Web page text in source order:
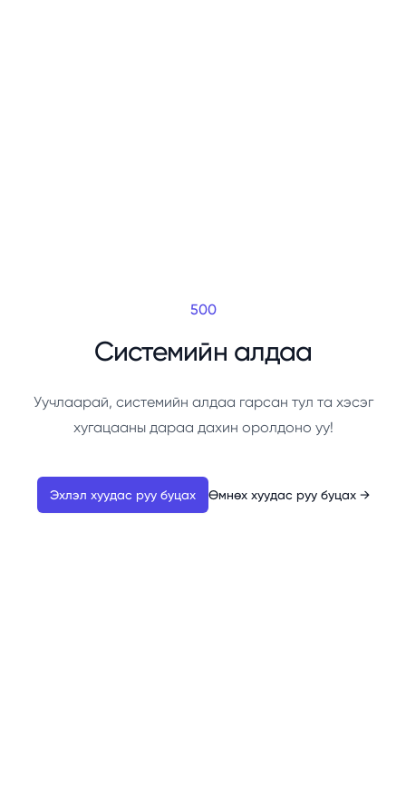
500
Системийн алдаа
Уучлаарай, системийн алдаа гарсан тул та хэсэг
хугацааны дараа дахин оролдоно уу!
Эхлэл хуудас руу буцах Өмнөх хуудас руу буцах →